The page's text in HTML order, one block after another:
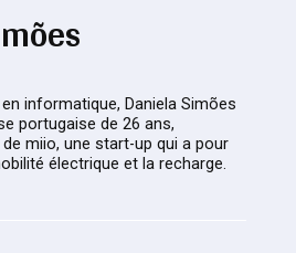
informatique, Daniela Simões
portugaise de 26 ans,
miio, une start-up qui a pour
électrique et la recharge.